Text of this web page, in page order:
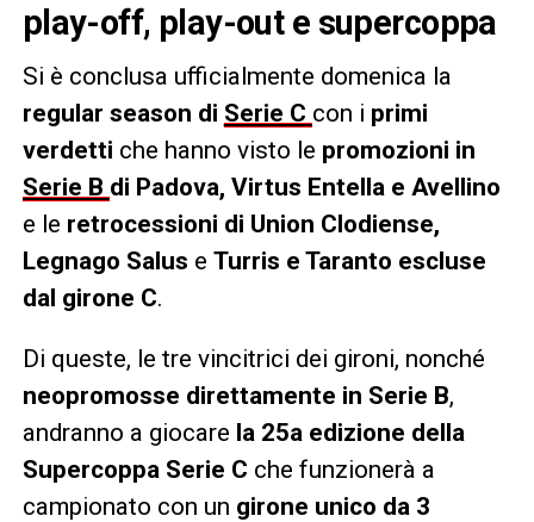
play-off, play-out e supercoppa
Si è conclusa ufficialmente domenica la
regular season di Serie C con i primi
verdetti che hanno visto le promozioni in
Serie B di Padova, Virtus Entella e Avellino
e le retrocessioni di Union Clodiense,
Legnago Salus e Turris e Taranto escluse
dal girone C.
Di queste, le tre vincitrici dei gironi, nonché
neopromosse direttamente in Serie B,
andranno a giocare la 25a edizione della
Supercoppa Serie C che funzionerà a
campionato con un girone unico da 3